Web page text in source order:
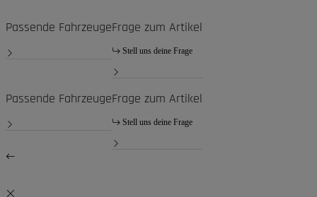
Passende FahrzeugeFrage zum Artikel
Stell uns deine Frage
Passende FahrzeugeFrage zum Artikel
Stell uns deine Frage